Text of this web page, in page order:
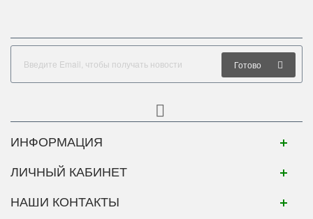
Готово
ИНФОРМАЦИЯ
ЛИЧНЫЙ КАБИНЕТ
НАШИ КОНТАКТЫ